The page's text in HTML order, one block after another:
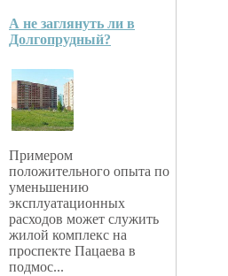
А не заглянуть ли в
Долгопрудный?
Примером
положительного опыта по
уменьшению
эксплуатационных
расходов может служить
жилой комплекс на
проспекте Пацаева в
подмос...